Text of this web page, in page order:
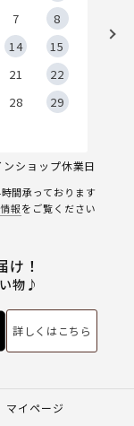
7
8
14
15
21
22
28
29
ンショップ休業日
間承っております
報をご覧ください
！
物♪
詳しくはこちら
マイページ